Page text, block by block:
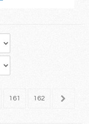
161 162 163